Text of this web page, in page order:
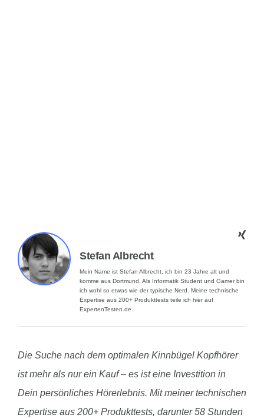
Stefan Albrecht
Mein Name ist Stefan Albrecht, ich bin 23 Jahre alt und
komme aus Dortmund. Als Informatik Student und Gamer bin
ich wohl so etwas wie der typische Nerd. Meine technische
Expertise aus 200+ Produkttests teile ich hier auf
ExpertenTesten.de.
Die Suche nach dem optimalen Kinnbügel Kopfhörer
ist mehr als nur ein Kauf – es ist eine Investition in
Dein persönliches Hörerlebnis. Mit meiner technischen
Expertise aus 200+ Produkttests, darunter 58 Stunden